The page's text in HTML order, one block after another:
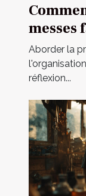
messes
Aborder la
réflexion...